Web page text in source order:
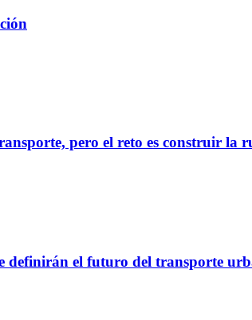
pero el reto es construir la
definirán el futuro del transporte